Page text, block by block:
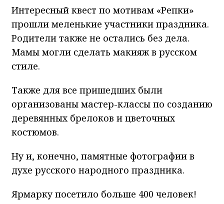
Интересный квест по мотивам «Репки»
прошли меленькие участники праздника.
Родители также не остались без дела.
Мамы могли сделать макияж в русском
стиле.
Также для все пришедших были
организованы мастер-классы по созданию
деревянных брелоков и цветочных
костюмов.
Ну и, конечно, памятные фотографии в
духе русского народного праздника.
Ярмарку посетило больше 400 человек!